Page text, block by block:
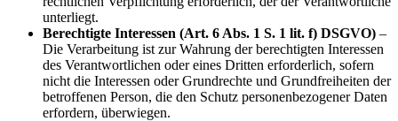
unterliegt.
Berechtigte Interessen (Art. 6 Abs. 1 S. 1 lit. f) DSGVO) –
Die Verarbeitung ist zur Wahrung der berechtigten Interessen
des Verantwortlichen oder eines Dritten erforderlich, sofern
nicht die Interessen oder Grundrechte und Grundfreiheiten der
betroffenen Person, die den Schutz personenbezogener Daten
erfordern, überwiegen.